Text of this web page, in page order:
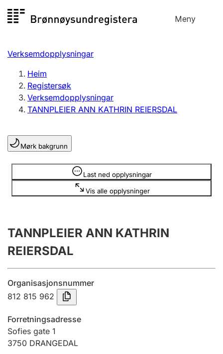
til
Meny
Registersøk
Aksjeselskap
Enkeltpersonføretak
Registrere, endre, slette
Lag og foreining
Registrere, endre, slette
Innsending og forseinkingsgebyr
Tinglysing
Jeger
Betaling og jegeravgiftskort
Verksemdopplysningar
Heim
Registersøk
Verksemdopplysningar
TANNPLEIER ANN KATHRIN REIERSDAL
Mørk bakgrunn
Last ned opplysningar
Vis alle opplysninger
Opplysninger er skjult
TANNPLEIER ANN KATHRIN
REIERSDAL
Organisasjonsnummer
812 815 962
Forretningsadresse
Sofies gate 1
3750 DRANGEDAL